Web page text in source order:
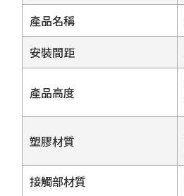
產品名稱
安裝間距
產品高度
塑膠材質
接觸部材質